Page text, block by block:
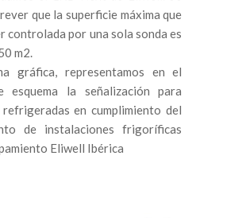
que la superficie máxima que
controlada por una sola sonda es
m2.
gráfica, representamos en el
esquema la señalización para
refrigeradas en cumplimiento del
de instalaciones frigoríficas
Eliwell Ibérica